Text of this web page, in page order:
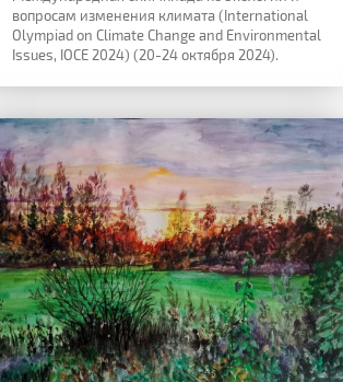
вопросам изменения климата (International
Olympiad on Climate Change and Environmental
Issues, IOCE 2024) (20-24 октября 2024).